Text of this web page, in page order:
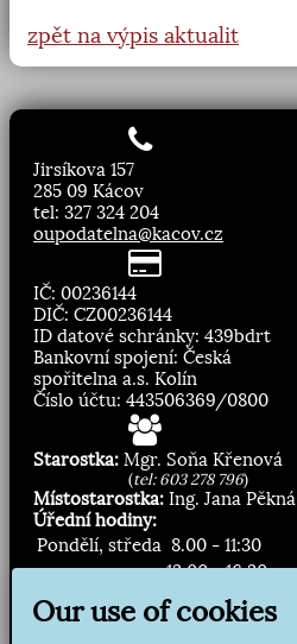
zpět na výpis aktualit
Jirsíkova 157
285 09 Kácov
tel: 327 324 204
oupodatelna@kacov.cz
IČ: 00236144
DIČ: CZ00236144
ID datové schránky: 439bdrt
Bankovní spojení: Česká
spořitelna a.s. Kolín
Číslo účtu: 443506369/0800
Starostka: Mgr. Soňa Křenová
(tel: 603 278 796)
Místostarostka: Ing. Jana Pěkná
Úřední hodiny:
Pondělí, středa 8.00 - 11:30
13:00 - 16:30
Our use of cookies